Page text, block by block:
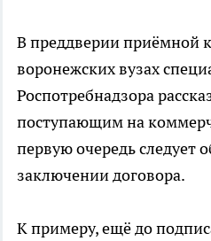
В преддверии приёмной
воронежских вузах
Роспотребнадзора
поступающим на
первую очередь следует
заключении договора.
К примеру, ещё до